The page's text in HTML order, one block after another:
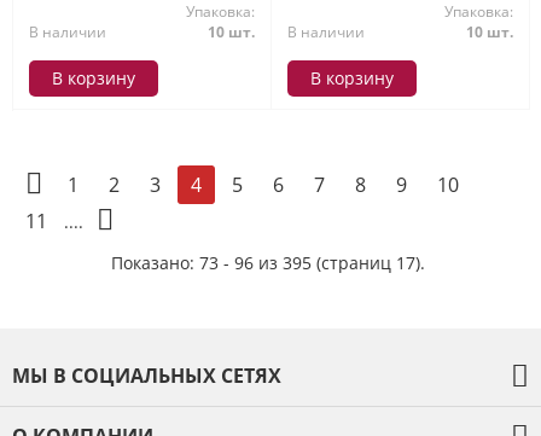
В наличии
Упаковка:
10 шт.
В корзину
В наличии
Упаковка:
10 шт.
В корзину
1 2 3 4 5 6 7 8 9
10
11
....
Показано: 73 - 96 из 395 (страниц 17).
МЫ В СОЦИАЛЬНЫХ СЕТЯХ